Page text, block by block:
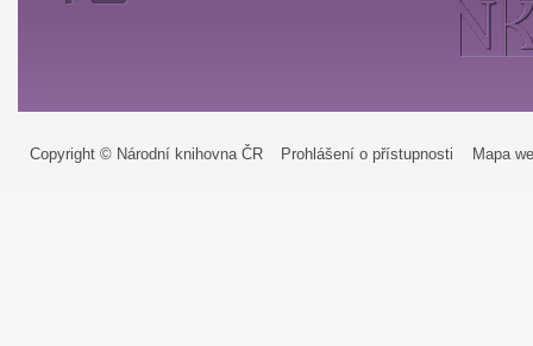
Copyright © Národní knihovna ČR Prohlášení o přístupnosti Mapa